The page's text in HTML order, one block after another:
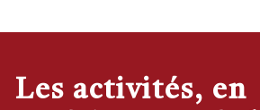
Les activités, en